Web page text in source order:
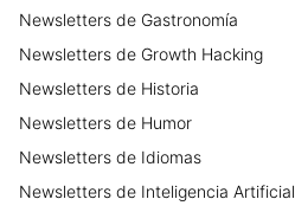
Newsletters de Gastronomía
Newsletters de Growth Hacking
Newsletters de Historia
Newsletters de Humor
Newsletters de Idiomas
Newsletters de Inteligencia Artificial